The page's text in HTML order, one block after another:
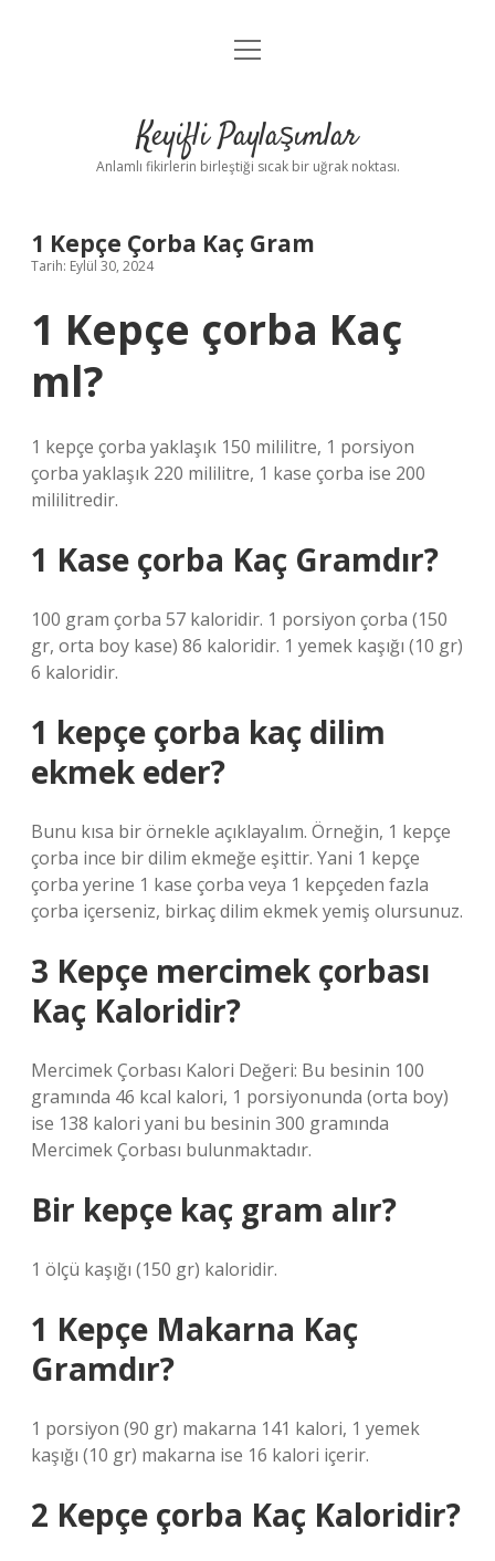
Anasayfa
Yasal Uyarı
menüyü
Keyifli Paylaşımlar
Anlamlı fikirlerin birleştiği sıcak bir uğrak noktası.
1 Kepçe Çorba Kaç Gram
Tarih: Eylül 30, 2024
1 Kepçe çorba Kaç
ml?
1 kepçe çorba yaklaşık 150 mililitre, 1 porsiyon
çorba yaklaşık 220 mililitre, 1 kase çorba ise 200
mililitredir.
1 Kase çorba Kaç Gramdır?
100 gram çorba 57 kaloridir. 1 porsiyon çorba (150
gr, orta boy kase) 86 kaloridir. 1 yemek kaşığı (10 gr)
6 kaloridir.
1 kepçe çorba kaç dilim
ekmek eder?
Bunu kısa bir örnekle açıklayalım. Örneğin, 1 kepçe
çorba ince bir dilim ekmeğe eşittir. Yani 1 kepçe
çorba yerine 1 kase çorba veya 1 kepçeden fazla
çorba içerseniz, birkaç dilim ekmek yemiş olursunuz.
3 Kepçe mercimek çorbası
Kaç Kaloridir?
Mercimek Çorbası Kalori Değeri: Bu besinin 100
gramında 46 kcal kalori, 1 porsiyonunda (orta boy)
ise 138 kalori yani bu besinin 300 gramında
Mercimek Çorbası bulunmaktadır.
Bir kepçe kaç gram alır?
1 ölçü kaşığı (150 gr) kaloridir.
1 Kepçe Makarna Kaç
Gramdır?
1 porsiyon (90 gr) makarna 141 kalori, 1 yemek
kaşığı (10 gr) makarna ise 16 kalori içerir.
2 Kepçe çorba Kaç Kaloridir?